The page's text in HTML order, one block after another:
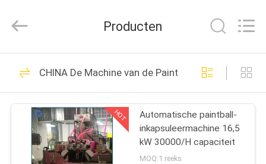
THUIS
PRODUCTEN
VIDEO'S
Pharmatech
Rights
De Machine van de
Softgelinkapseling
133
Producten
CHINA De Machine van de Paintballinkapseling
HOT
Automatische paintball-
inkapsuleermachine 16,5
kW 30000/H capaciteit
MOQ:1 reeks